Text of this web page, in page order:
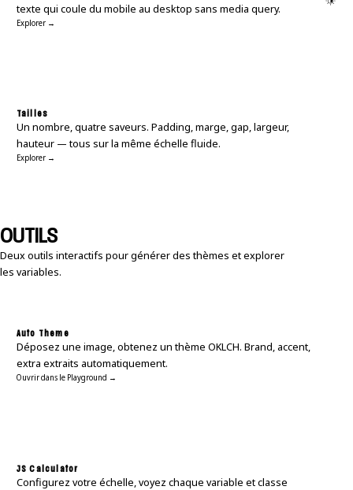
texte qui coule du mobile au desktop sans media query.
Explorer →
Tailles
Un nombre, quatre saveurs. Padding, marge, gap, largeur,
hauteur — tous sur la même échelle fluide.
Explorer →
OUTILS
Deux outils interactifs pour générer des thèmes et explorer
les variables.
Auto Theme
Déposez une image, obtenez un thème OKLCH. Brand, accent,
extra extraits automatiquement.
Ouvrir dans le Playground →
JS Calculator
Configurez votre échelle, voyez chaque variable et classe